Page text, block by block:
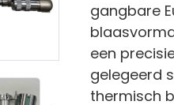
gangbare
een
gelegeerd
thermisch